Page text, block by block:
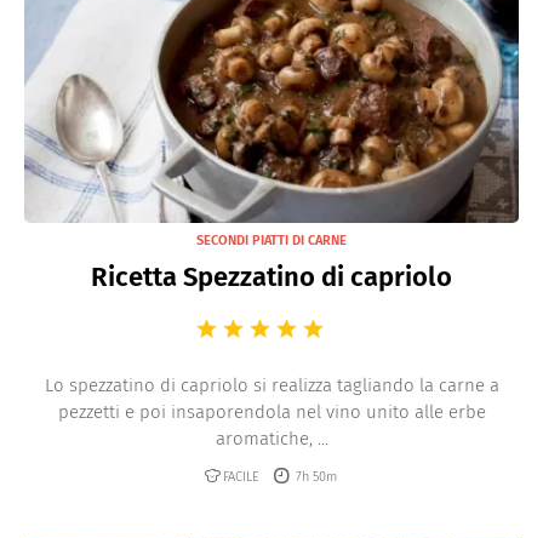
SECONDI PIATTI DI CARNE
Ricetta Spezzatino di capriolo
Lo spezzatino di capriolo si realizza tagliando la carne a
pezzetti e poi insaporendola nel vino unito alle erbe
aromatiche, ...
FACILE 7h 50m